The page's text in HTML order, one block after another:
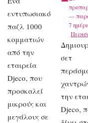
εντυπωσιακό
παζλ 1000
κομματιών
από την
εταιρεία
Djeco, που
προσκαλεί
μικρούς και
μεγάλους σε
—
7
σετ
την
Djeco,